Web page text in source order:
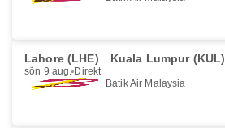
Lahore (LHE) Kuala Lumpur (KUL)
sön 9 aug. Direkt
Batik Air Malaysia